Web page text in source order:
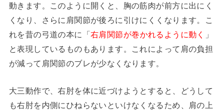
動きます。このように開くと、胸の筋肉が前方に出にく
くなり、さらに肩関節が後ろに引けにくくなります。こ
れを昔の弓道の本に「右肩関節が巻かれるように動く
」
と表現しているものもあります。これによって肩の負担
が減って肩関節のブレが少なくなります。
大三動作で、右肘を体に近づけようとすると、どうして
も右肘を内側にひねらないといけなくなるため、肩の上